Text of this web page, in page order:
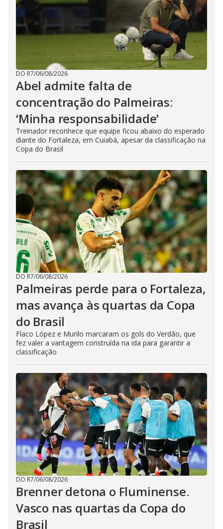
DO R7/06/08/2026
Abel admite falta de
concentração do Palmeiras:
‘Minha responsabilidade’
Treinador reconhece que equipe ficou abaixo do esperado
diante do Fortaleza, em Cuiabá, apesar da classificação na
Copa do Brasil
DO R7/06/08/2026
Palmeiras perde para o Fortaleza,
mas avança às quartas da Copa
do Brasil
Flaco López e Murilo marcaram os gols do Verdão, que
fez valer a vantagem construída na ida para garantir a
classificação
DO R7/06/08/2026
Brenner detona o Fluminense.
Vasco nas quartas da Copa do
Brasil